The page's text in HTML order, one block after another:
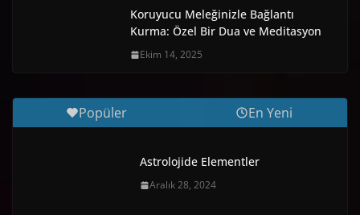
Koruyucu Meleğinizle Bağlantı
Kurma: Özel Bir Dua ve Meditasyon
Ekim 14, 2025
Popüler En Yeni
Astrolojide Elementler
Aralık 28, 2024